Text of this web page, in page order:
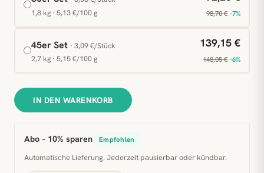
1,8 kg · 5,13 €/100 g
98,70 € -7%
45er Set · 3,09 €/Stück
2,7 kg · 5,15 €/100 g
139,15 €
148,05 € -6%
IN DEN WARENKORB
Abo – 10% sparen Empfohlen
Automatische Lieferung. Jederzeit pausierbar oder kündbar.